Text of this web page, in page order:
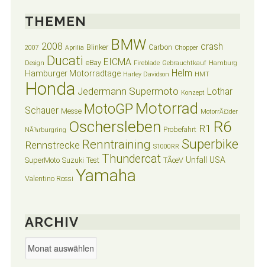
THEMEN
2007 2008 Aprilia Blinker BMW Carbon Chopper crash
Design Ducati eBay EICMA Fireblade Gebrauchtkauf Hamburg
Hamburger Motorradtage Harley Davidson Helm HMT
Honda Jedermann Supermoto Konzept Lothar
Schauer Messe MotoGP Motorrad MotorrÃ¤der
NÃ¼rburgring Oschersleben Probefahrt R1 R6
Rennstrecke Renntraining S1000RR Superbike
SuperMoto Suzuki Test Thundercat TÃœV Unfall USA
Valentino Rossi Yamaha
ARCHIV
Archiv